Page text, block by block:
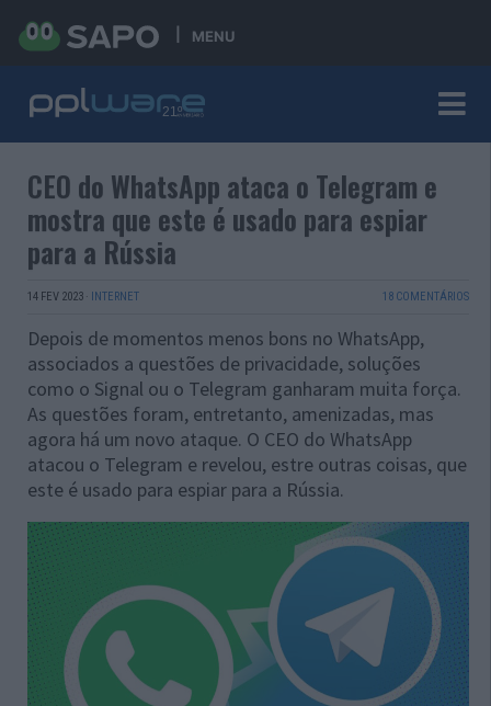
MENU
CEO do WhatsApp ataca o Telegram e
mostra que este é usado para espiar
para a Rússia
14 FEV 2023 · INTERNET 18 COMENTÁRIOS
Depois de momentos menos bons no WhatsApp,
associados a questões de privacidade, soluções
como o Signal ou o Telegram ganharam muita força.
As questões foram, entretanto, amenizadas, mas
agora há um novo ataque. O CEO do WhatsApp
atacou o Telegram e revelou, estre outras coisas, que
este é usado para espiar para a Rússia.